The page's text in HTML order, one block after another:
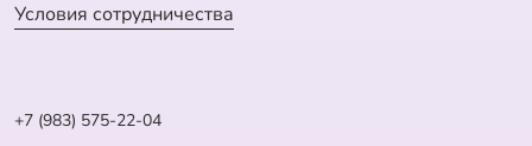
Условия сотрудничества
+7 (983) 575-22-04